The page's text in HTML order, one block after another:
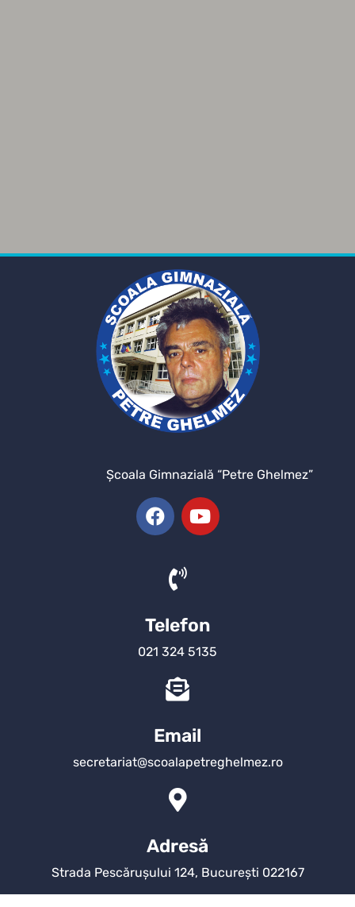
Şcoala Gimnazială “Petre Ghelmez”
Telefon
021 324 5135
Email
secretariat@scoalapetreghelmez.ro
Adresă
Strada Pescărușului 124, București 022167